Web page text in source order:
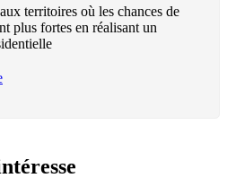
territoires où les chances de
plus fortes en réalisant un